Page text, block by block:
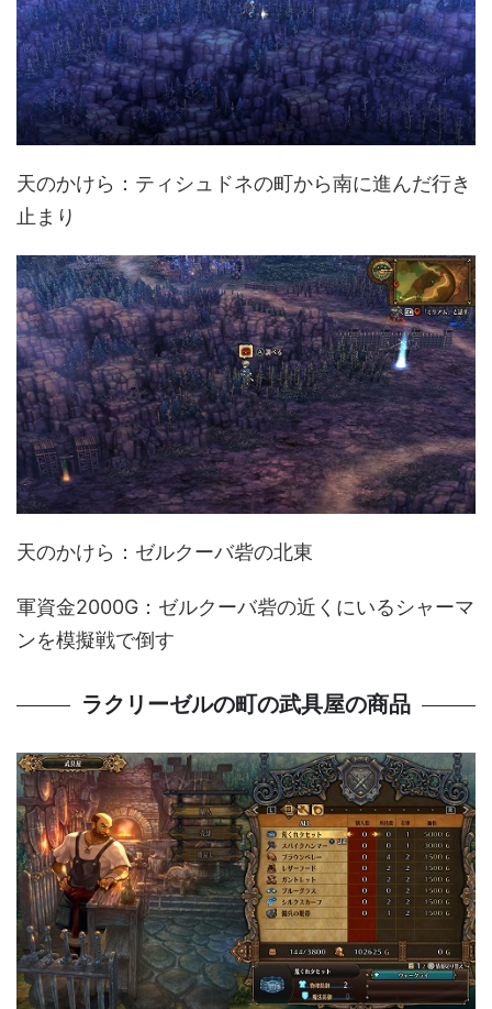
天のかけら：ティシュドネの町から南に進んだ行き
止まり
天のかけら：ゼルクーバ砦の北東
軍資金2000G：ゼルクーバ砦の近くにいるシャーマ
ンを模擬戦で倒す
ラクリーゼルの町の武具屋の商品